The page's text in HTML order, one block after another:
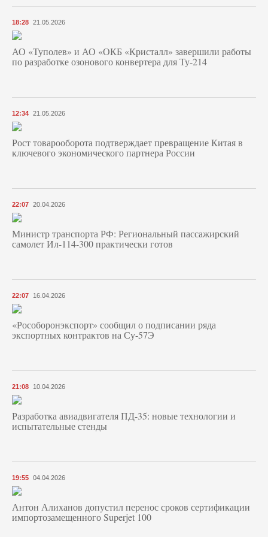
18:28 21.05.2026
АО «Туполев» и АО «ОКБ «Кристалл» завершили работы
по разработке озонового конвертера для Ту-214
12:34 21.05.2026
Рост товарооборота подтверждает превращение Китая в
ключевого экономического партнера России
22:07 20.04.2026
Министр транспорта РФ: Региональный пассажирский
самолет Ил-114-300 практически готов
22:07 16.04.2026
«Рособоронэкспорт» сообщил о подписании ряда
экспортных контрактов на Су-57Э
21:08 10.04.2026
Разработка авиадвигателя ПД-35: новые технологии и
испытательные стенды
19:55 04.04.2026
Антон Алиханов допустил перенос сроков сертификации
импортозамещенного Superjet 100